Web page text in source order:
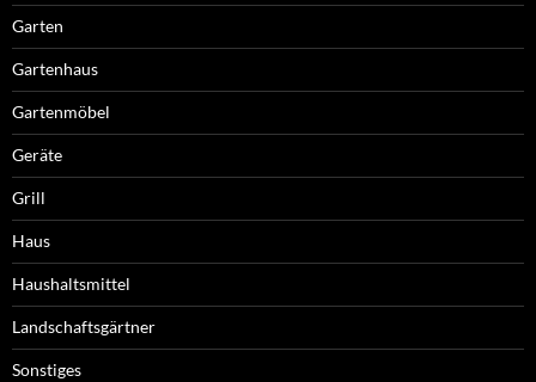
Garten
Gartenhaus
Gartenmöbel
Geräte
Grill
Haus
Haushaltsmittel
Landschaftsgärtner
Sonstiges